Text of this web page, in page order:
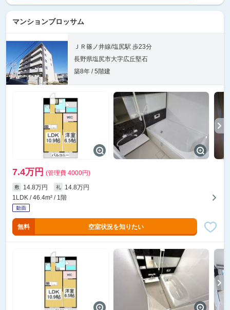
マンションブロッサム
ＪＲ篠ノ井線/塩尻駅 歩23分
長野県塩尻市大字広丘堅石
築8年 / 5階建
7.4万円 (管理費 4000円)
敷 14.8万円 礼
14.8万円
1LDK / 46.4m² / 1階
無料 空室状況を知りたい